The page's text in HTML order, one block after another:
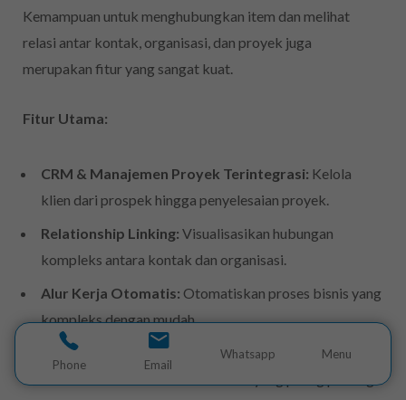
Phone Email
Whatsapp Menu
Kemampuan untuk menghubungkan item dan melihat
relasi antar kontak, organisasi, dan proyek juga
merupakan fitur yang sangat kuat.
Fitur Utama:
CRM & Manajemen Proyek Terintegrasi: Kelola
klien dari prospek hingga penyelesaian proyek.
Relationship Linking: Visualisasikan hubungan
kompleks antara kontak dan organisasi.
Alur Kerja Otomatis: Otomatiskan proses bisnis yang
kompleks dengan mudah.
Laporan & Dashboard Kustom:Buat laporan yang